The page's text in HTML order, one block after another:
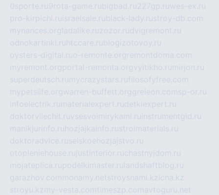
0sporte.ru9rota-game.rubigbad.ru227gp.ruwes-ex.ru
pro-kirpichi.ru israelsale.rublack-lady.rustroy-db.com
mynances.org ladalike.ruzozor.rudvigremont.ru
odnokartinki.ru htccare.rublogizotovoy.ru
oysters-digital.ruo-remonte.org remontdoma.com
myremont.org portal-remonta.orgvyitikho.ru mirjon.ru
superdeutsch.ru mycrazystars.rufilosofyfree.com
mypetslife.orgwarren-buffett.orggreleon.comsp-or.ru
infoelectrik.ru materialexpert.rudetkiexpert.ru
doktorvilechit.ruvsesvoimirykami.ru instrumentgid.ru
manikjurinfo.ru hozjajkainfo.rustroimaterials.ru
doktoradvice.ruselskoehozjajstvo.ru
otopleniehouse.ru justinterior.ruchastnyjdom.ru
mojateplica.rupodelkimaster.ru landshaftblog.ru
garazhov.com monamy.netstroysnami.kz lcna.kz
stroyu.kz my-vesta.com timeszp.comavtoguru.net